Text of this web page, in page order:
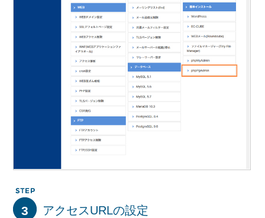
3 アクセスURLの設定